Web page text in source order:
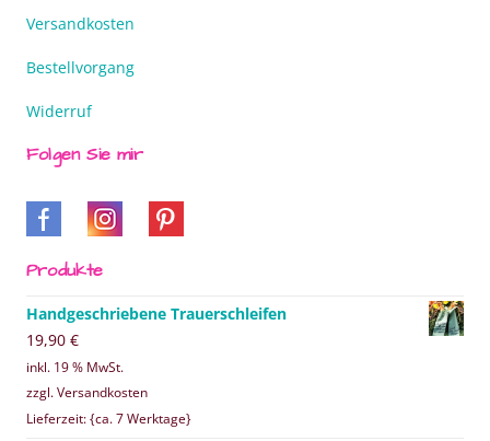
Versandkosten
Bestellvorgang
Widerruf
Folgen Sie mir
Produkte
Handgeschriebene Trauerschleifen
19,90 €
inkl. 19 % MwSt.
zzgl. Versandkosten
Lieferzeit: {ca. 7 Werktage}